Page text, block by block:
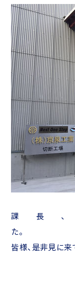
課長
皆様、是非見に来